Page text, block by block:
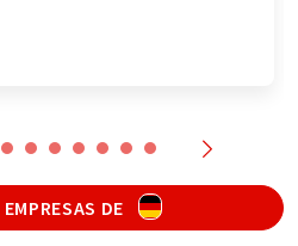
DE